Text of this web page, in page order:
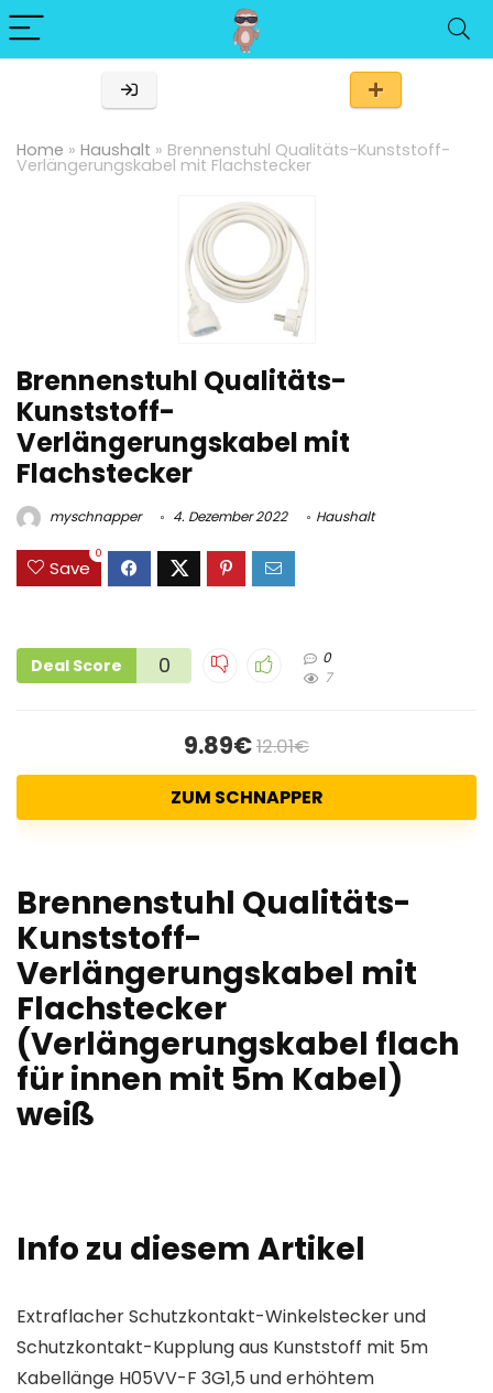
Home » Haushalt » Brennenstuhl Qualitäts-Kunststoff-
Verlängerungskabel mit Flachstecker
Brennenstuhl Qualitäts-
Kunststoff-
Verlängerungskabel mit
Flachstecker
myschnapper 4. Dezember 2022 Haushalt
Save
0
Deal Score 0
0
7
9.89€12.01€
ZUM SCHNAPPER
Brennenstuhl Qualitäts-
Kunststoff-
Verlängerungskabel mit
Flachstecker
(Verlängerungskabel flach
für innen mit 5m Kabel)
weiß
Info zu diesem Artikel
Extraflacher Schutzkontakt-Winkelstecker und
Schutzkontakt-Kupplung aus Kunststoff mit 5m
Kabellänge H05VV-F 3G1,5 und erhöhtem